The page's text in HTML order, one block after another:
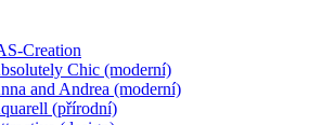
Creation
Chic (moderní)
and Andrea (moderní)
(přírodní)